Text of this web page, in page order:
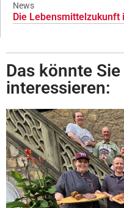
News
Die Lebensmittelzukunft
Das könnte
interessieren: